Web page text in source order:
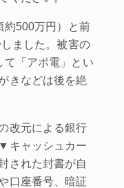
500万円）と前
ました。被害の
て「アポ電」とい
きなどは後を絶
改元による銀行
キャッシュカー
された封書が自
口座番号、暗証